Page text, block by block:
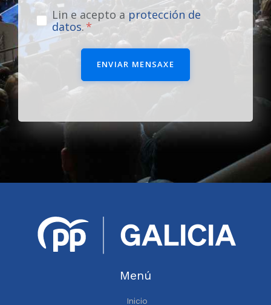
Lin e acepto a protección de
datos.
ENVIAR MENSAXE
Menú
Inicio